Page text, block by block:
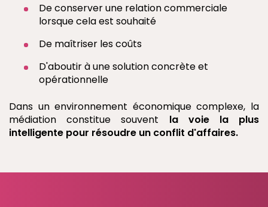
De conserver une relation commerciale
lorsque cela est souhaité
De maîtriser les coûts
D'aboutir à une solution concrète et
opérationnelle
Dans un environnement économique complexe, la
médiation constitue souvent la voie la plus
intelligente pour résoudre un conflit d'affaires.